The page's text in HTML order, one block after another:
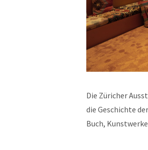
Die Züricher
die Geschichte
Buch,